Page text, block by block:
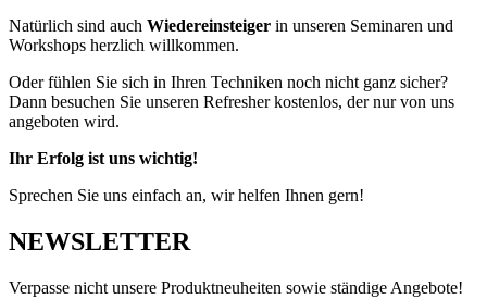
Natürlich sind auch Wiedereinsteiger in unseren Seminaren und
Workshops herzlich willkommen.
Oder fühlen Sie sich in Ihren Techniken noch nicht ganz sicher?
Dann besuchen Sie unseren Refresher kostenlos, der nur von uns
angeboten wird.
Ihr Erfolg ist uns wichtig!
Sprechen Sie uns einfach an, wir helfen Ihnen gern!
NEWSLETTER
Verpasse nicht unsere Produktneuheiten sowie ständige Angebote!